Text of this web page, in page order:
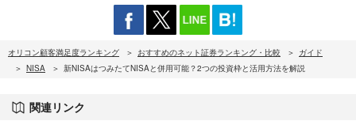
オリコン顧客満足度ランキング おすすめのネット証券ランキング・比較
ガイド
NISA
新NISAはつみたてNISAと併用可能？2つの投資枠と活用方法を解説
関連リンク